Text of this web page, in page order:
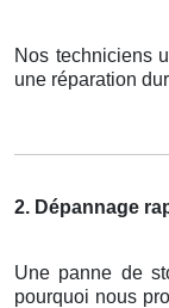
Nos techniciens
une réparation
2. Dépannage
Une panne de
pourquoi nous